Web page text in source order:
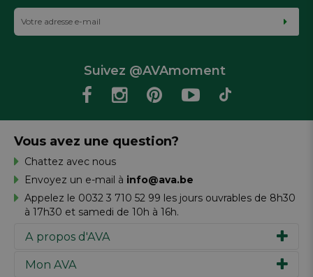
Suivez @AVAmoment
A propos d'AVA
Notre histoire
Mon AVA
Vous avez une question?
Chattez avec nous
Envoyez un e-mail à info@ava.be
Appelez le 0032 3 710 52 99 les jours ouvrables de 8h30
à 17h30 et samedi de 10h à 16h.